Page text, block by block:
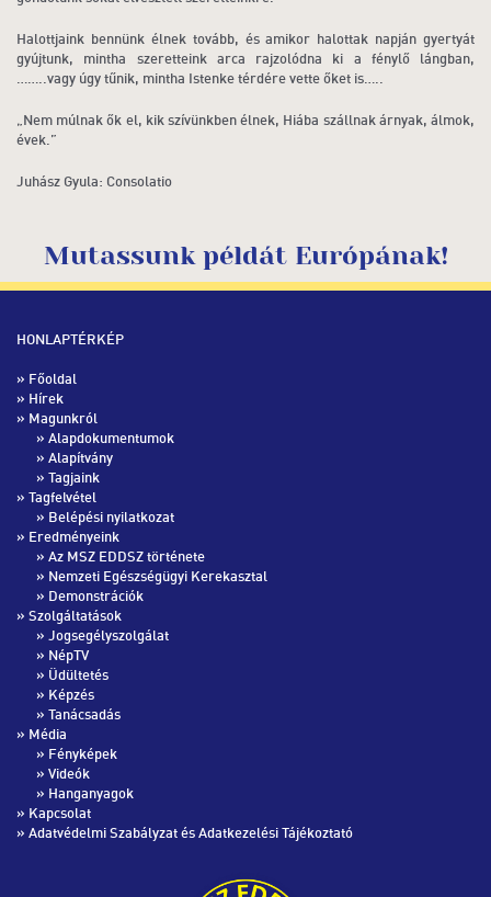
Halottjaink bennünk élnek tovább, és amikor halottak napján gyertyát
gyújtunk, mintha szeretteink arca rajzolódna ki a fénylő lángban,
……..vagy úgy tűnik, mintha Istenke térdére vette őket is…..
„Nem múlnak ők el, kik szívünkben élnek, Hiába szállnak árnyak, álmok,
évek.”
Juhász Gyula: Consolatio
Mutassunk példát Európának!
HONLAPTÉRKÉP
» Főoldal
» Hírek
» Magunkról
» Alapdokumentumok
» Alapítvány
» Tagjaink
» Tagfelvétel
» Belépési nyilatkozat
» Eredményeink
» Az MSZ EDDSZ története
» Nemzeti Egészségügyi Kerekasztal
» Demonstrációk
» Szolgáltatások
» Jogsegélyszolgálat
» NépTV
» Üdültetés
» Képzés
» Tanácsadás
» Média
» Fényképek
» Videók
» Hanganyagok
» Kapcsolat
» Adatvédelmi Szabályzat és Adatkezelési Tájékoztató